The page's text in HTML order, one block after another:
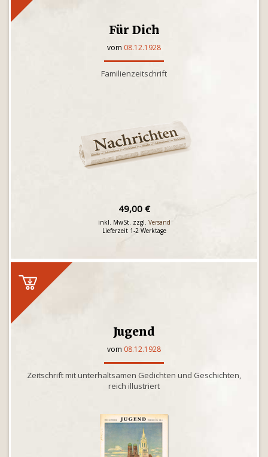
Für Dich
vom 08.12.1928
Familienzeitschrift
49,00 €
inkl. MwSt. zzgl. Versand
Lieferzeit 1-2 Werktage
Jugend
vom 08.12.1928
Zeitschrift mit unterhaltsamen Gedichten und Geschichten,
reich illustriert